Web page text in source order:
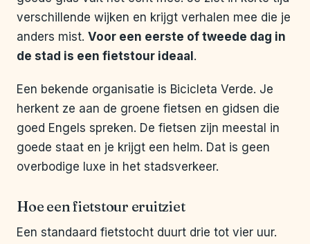
verschillende wijken en krijgt verhalen mee die je
anders mist. Voor een eerste of tweede dag in
de stad is een fietstour ideaal .
Een bekende organisatie is Bicicleta Verde. Je
herkent ze aan de groene fietsen en gidsen die
goed Engels spreken. De fietsen zijn meestal in
goede staat en je krijgt een helm. Dat is geen
overbodige luxe in het stadsverkeer.
Hoe een fietstour eruitziet
Een standaard fietstocht duurt drie tot vier uur.